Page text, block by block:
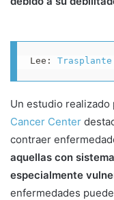
Lee:
Un estudio realizado
Cancer Center
contraer
aquellas con
especialmente
enfermedades